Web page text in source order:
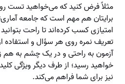
مثلاً فرض کنید که می‌خواهید تست
برایتان هم مهم است که جامعه
امتیازی کسب کرده‌اند تا راحت
تعریف نمره روی هر سؤال و استفاده
آزمون به راحتی و در یک چشم به
خواهید رسید؛ از طرف دیگر ویژگی
نیز برای شما فراهم می‌کند.